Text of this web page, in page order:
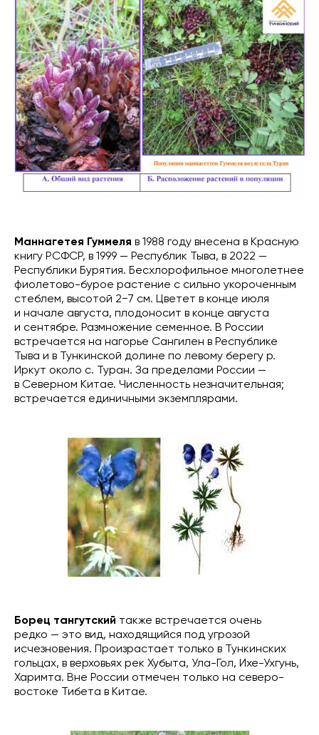
Маннагетея Гуммеля в 1988 году внесена в Красную
книгу РСФСР, в 1999 — Республик Тыва, в 2022 —
Республики Бурятия. Бесхлорофильное многолетнее
фиолетово-бурое растение с сильно укороченным
стеблем, высотой 2−7 см. Цветет в конце июля
и начале августа, плодоносит в конце августа
и сентябре. Размножение семенное. В России
встречается на нагорье Сангилен в Республике
Тыва и в Тункинской долине по левому берегу р.
Иркут около с. Туран. За пределами России —
в Северном Китае. Численность незначительная;
встречается единичными экземплярами.
Борец тангутский также встречается очень
редко — это вид, находящийся под угрозой
исчезновения. Произрастает только в Тункинских
гольцах, в верховьях рек Хубыта, Ула-Гол, Ихе-Ухгунь,
Харимта. Вне России отмечен только на северо-
востоке Тибета в Китае.